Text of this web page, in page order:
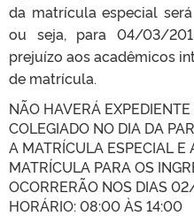
da matrícula especial
ou seja, para 04/03/
prejuízo aos acadêmicos
de matrícula.
NÃO HAVERÁ
COLEGIADO NO DIA DA
A MATRÍCULA ESPECIAL E
MATRÍCULA PARA OS
OCORRERÃO NOS DIAS
HORÁRIO: 08:00 ÀS 14:00